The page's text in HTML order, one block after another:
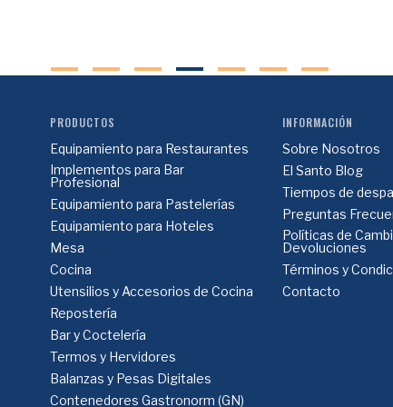
PRODUCTOS
Equipamiento para Restaurantes
Implementos para Bar
Profesional
Equipamiento para Pastelerías
Equipamiento para Hoteles
Mesa
Cocina
Utensilios y Accesorios de Cocina
Repostería
Bar y Coctelería
Termos y Hervidores
Balanzas y Pesas Digitales
Contenedores Gastronorm (GN)
INFORMACIÓN
Sobre Nosotros
El Santo Blog
Tiempos de
Preguntas
Políticas de
Devoluciones
Términos y
Contacto